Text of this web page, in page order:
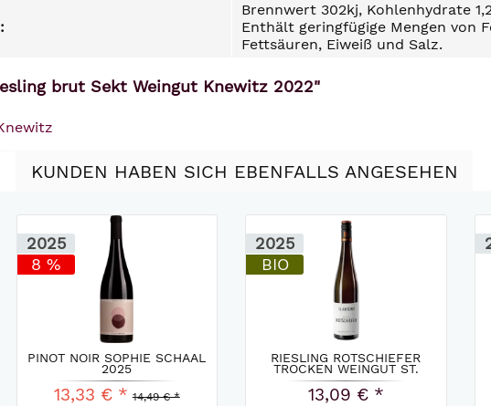
Brennwert 302kj, Kohlenhydrate
Enthält geringfügige Mengen von
Fettsäuren, Eiweiß und Salz.
brut Sekt Weingut Knewitz 2022"
KUNDEN HABEN SICH EBENFALLS ANGESEHEN
2025
8 %
PINOT NOIR SOPHIE SCHAAL
2025
13,33 € * 14,49 € *
2025
BIO
RIESLING ROTSCHIEFER
TROCKEN WEINGUT ST.
ANTONY...
13,09 € *